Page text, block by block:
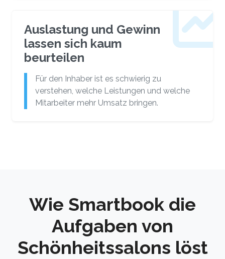
Auslastung und Gewinn
lassen sich kaum
beurteilen
Für den Inhaber ist es schwierig zu
verstehen, welche Leistungen und welche
Mitarbeiter mehr Umsatz bringen.
Wie Smartbook die
Aufgaben von
Schönheitssalons löst